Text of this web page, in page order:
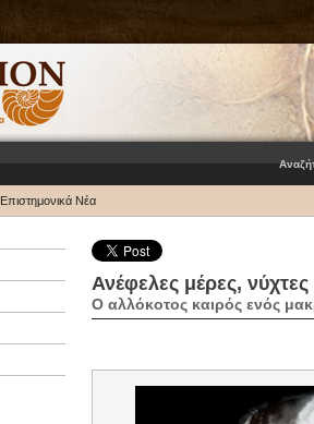
Επιστημονικά Νέα
Ανέφελες μέρες,
Ο αλλόκοτος καιρός ενός